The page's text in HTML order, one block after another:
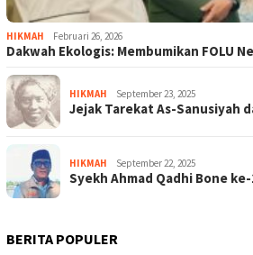
HIKMAH Februari 26, 2026
Dakwah Ekologis: Membumikan FOLU
HIKMAH September 23, 2025
Jejak Tarekat As-Sanusiyah
HIKMAH September 22, 2025
Syekh Ahmad Qadhi Bone
BERITA POPULER